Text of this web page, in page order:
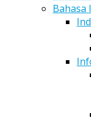
Bahasa